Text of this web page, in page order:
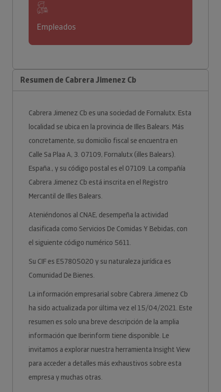
Empleados
Resumen de Cabrera Jimenez Cb
Cabrera Jimenez Cb es una sociedad de Fornalutx. Esta
localidad se ubica en la provincia de Illes Balears. Más
concretamente, su domicilio fiscal se encuentra en
Calle Sa Plaa A, 3. 07109, Fornalutx (illes Balears).
España., y su código postal es el 07109. La compañía
Cabrera Jimenez Cb está inscrita en el Registro
Mercantil de Illes Balears.
Ateniéndonos al CNAE, desempeña la actividad
clasificada como Servicios De Comidas Y Bebidas, con
el siguiente código numérico 5611.
Su CIF es E57805020 y su naturaleza jurídica es
Comunidad De Bienes.
La información empresarial sobre Cabrera Jimenez Cb
ha sido actualizada por última vez el 15/04/2021. Este
resumen es solo una breve descripción de la amplia
información que Iberinform tiene disponible. Le
invitamos a explorar nuestra herramienta Insight View
para acceder a detalles más exhaustivos sobre esta
empresa y muchas otras.